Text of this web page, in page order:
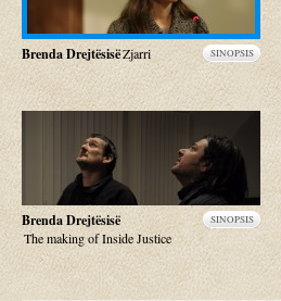
Brenda DrejtësisëZjarri SINOPSIS
Brenda Drejtësisë
The making of Inside Justice
SINOPSIS